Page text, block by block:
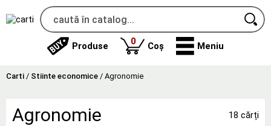
Produse 0produse
Coș Meniu
Carti / Stiinte economice / Agronomie
Agronomie 18 cărți